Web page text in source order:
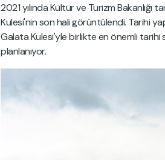
2021 yılında Kültür ve Turizm Bakanlığı
Kulesi'nin son hali görüntülendi. Tarihi
Galata Kulesi'yle birlikte en önemli tarihi
planlanıyor.